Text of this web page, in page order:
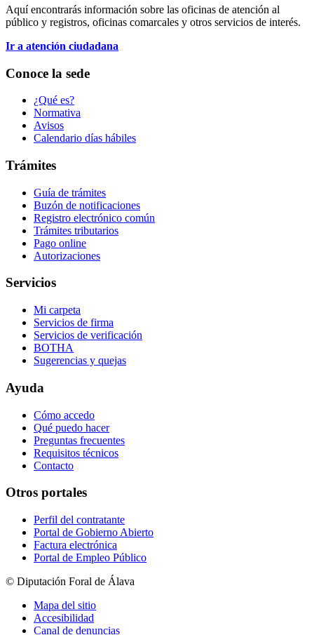
Aquí encontrarás información sobre las oficinas de atención al
público y registros, oficinas comarcales y otros servicios de interés.
Ir a atención ciudadana
Conoce la sede
¿Qué es?
Normativa
Avisos
Calendario días hábiles
Trámites
Guía de trámites
Buzón de notificaciones
Registro electrónico común
Trámites tributarios
Pago online
Autorizaciones
Servicios
Mi carpeta
Servicios de firma
Servicios de verificación
BOTHA
Sugerencias y quejas
Ayuda
Cómo accedo
Qué puedo hacer
Preguntas frecuentes
Requisitos técnicos
Contacto
Otros portales
Perfil del contratante
Portal de Gobierno Abierto
Factura electrónica
Portal de Empleo Público
© Diputación Foral de Álava
Mapa del sitio
Accesibilidad
Canal de denuncias